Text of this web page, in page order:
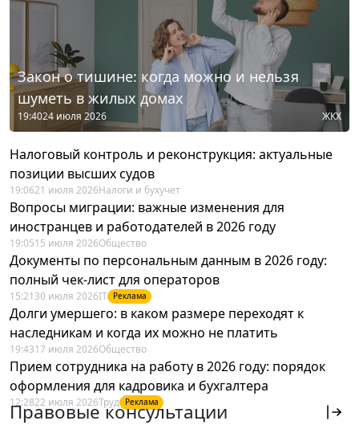
Закон о тишине: когда можно и нельзя
шуметь в жилых домах
19:4024 июля 2026 ЖКХ
Налоговый контроль и реконструкция: актуальные
позиции высших судов
19:0621 июля 2026Налоги и бухучет
Вопросы миграции: важные изменения для
иностранцев и работодателей в 2026 году
19:0515 июля 2026Общество
Документы по персональным данным в 2026 году:
полный чек-лист для операторов
15:21 30 июля 2026IT Реклама
Долги умершего: в каком размере переходят к
наследникам и когда их можно не платить
19:4317 июля 2026Общество
Прием сотрудника на работу в 2026 году: порядок
оформления для кадровика и бухгалтера
12:2822 июля 2026Труд Реклама
Правовые консультации